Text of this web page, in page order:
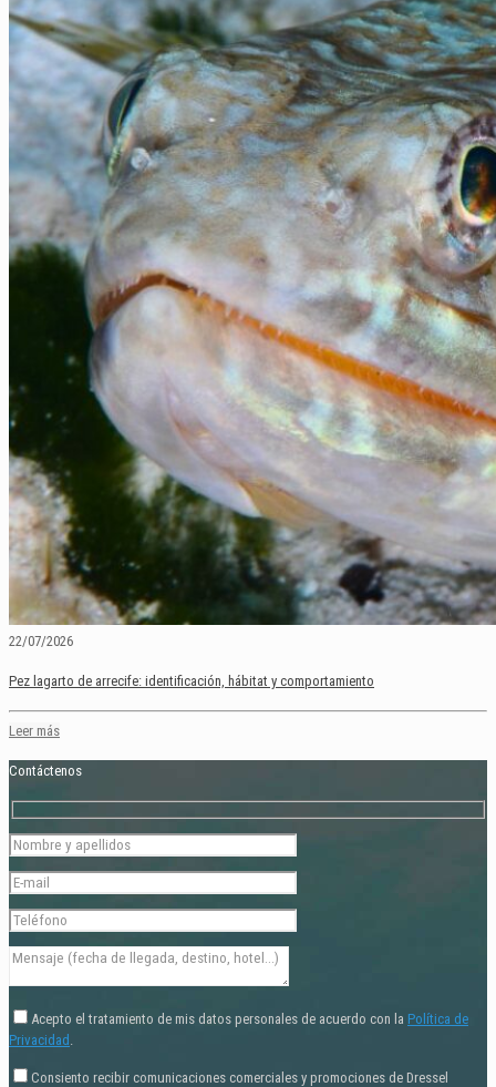
22/07/2026
Pez lagarto de arrecife: identificación, hábitat y comportamiento
Leer más
Contáctenos
Acepto el tratamiento de mis datos personales de acuerdo con la Política de
Privacidad .
Consiento recibir comunicaciones comerciales y promociones de Dressel